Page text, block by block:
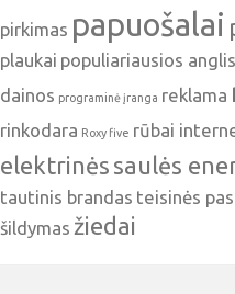
pirkimas papuošalai
plaukai populiariausios
dainos programinė įranga reklama
rinkodara Roxy five rūbai
elektrinės saulės
tautinis brandas teisinės
šildymas žiedai